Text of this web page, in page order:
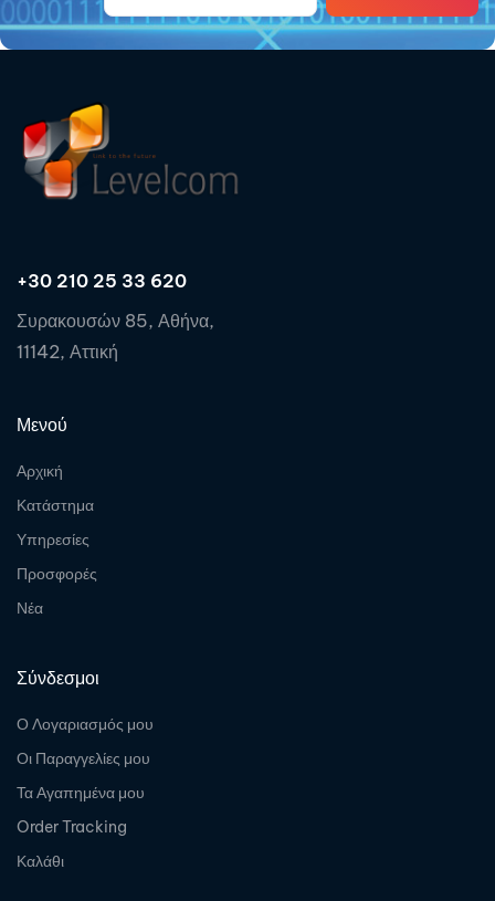
+30 210 25 33 620
Συρακουσών 85, Αθήνα,
11142, Αττική
Μενού
Αρχική
Κατάστημα
Υπηρεσίες
Προσφορές
Νέα
Σύνδεσμοι
Ο Λογαριασμός μου
Οι Παραγγελίες μου
Τα Αγαπημένα μου
Order Tracking
Καλάθι